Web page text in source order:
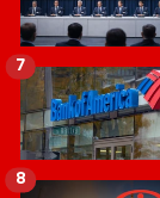
7
8